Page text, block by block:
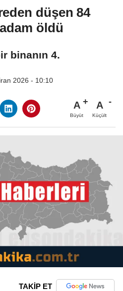
düşen 84
öldü
binanın 4.
2026 - 10:10
A
Büyüt
A
Küçült
TAKİP ET